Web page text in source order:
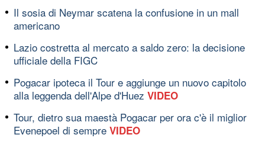
Il sosia di Neymar scatena la confusione in un mall
americano
Lazio costretta al mercato a saldo zero: la decisione
ufficiale della FIGC
Pogacar ipoteca il Tour e aggiunge un nuovo capitolo
alla leggenda dell'Alpe d'Huez VIDEO
Tour, dietro sua maestà Pogacar per ora c'è il miglior
Evenepoel di sempre VIDEO